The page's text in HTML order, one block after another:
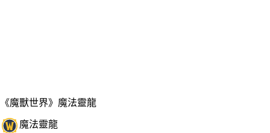
《魔獸世界》 魔法靈龍
魔法靈龍